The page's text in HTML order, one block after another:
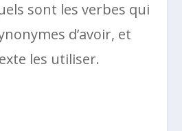
sont les verbes qui
d’avoir, et
les utiliser.